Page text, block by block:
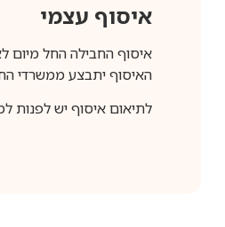
איסוף עצמי
איסוף החבילה החל מיום לאחר הרכישה
האיסוף יתבצע ממשרדי
לתיאום איסוף יש לפנות למוקד: 1700-